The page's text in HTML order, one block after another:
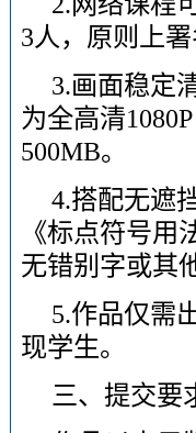
3人，原则上
3.画面稳定
为全高清
500MB。
4.搭配无遮
《标点符号
无错别字或其
5.作品仅需
现学生。
三、提交要